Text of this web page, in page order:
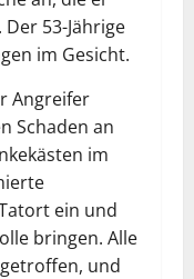
53-Jährige
im Gesicht.
Angreifer
Schaden an
im
ein und
bringen. Alle
und